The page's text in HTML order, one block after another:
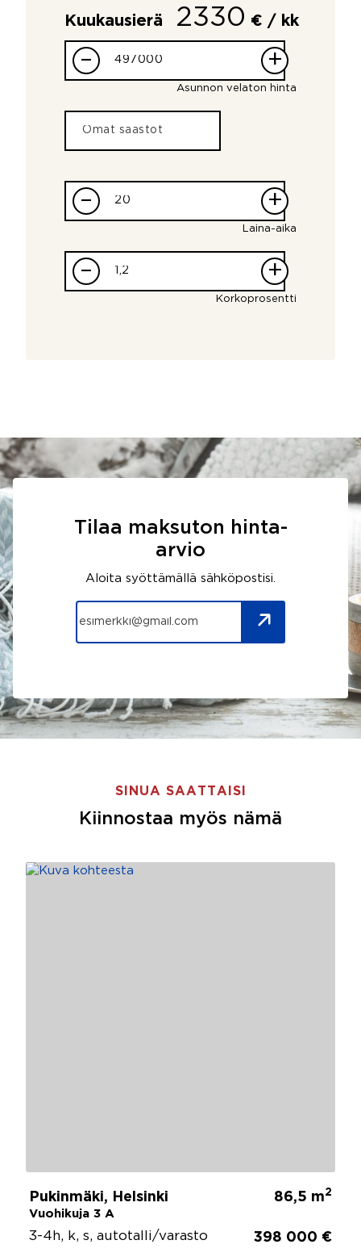
Kuukausierä 2330 € / kk
– +
Asunnon velaton hinta
– +
Laina-aika
– +
Korkoprosentti
Tilaa maksuton hinta-
arvio
Aloita syöttämällä sähköpostisi.
SINUA SAATTAISI
Kiinnostaa myös nämä
Pukinmäki, Helsinki
Vuohikuja 3 A
86,5 m2
3-4h, k, s, autotalli/varasto 398 000 €